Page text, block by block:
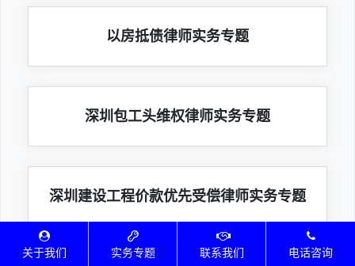
以房抵债律师实务专题
深圳包工头维权律师实务专题
深圳建设工程价款优先受偿律师实务专题
关于我们 实务专题 联系我们 电话咨询